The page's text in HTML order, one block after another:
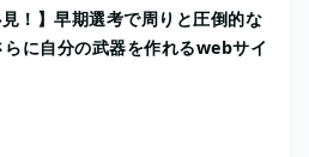
！】早期選考で周りと圧倒的な
に自分の武器を作れるwebサイ